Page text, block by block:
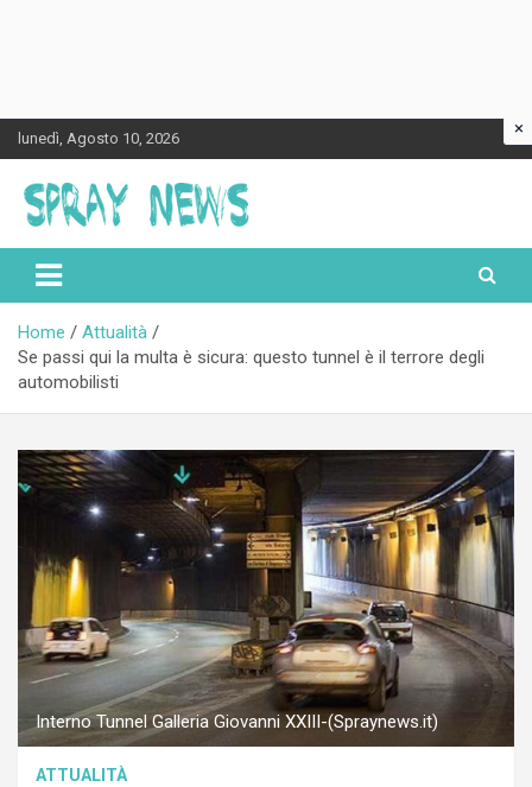
Skip
to
content
lunedì, Agosto 10, 2026
Spraynews.it
Home
Attualità
Se passi qui la multa è sicura: questo tunnel è il terrore degli
automobilisti
Interno Tunnel Galleria Giovanni XXIII-(Spraynews.it)
ATTUALITÀ
×